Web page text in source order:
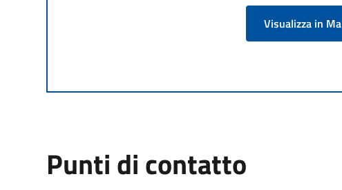
Visualizza in
Punti di contatto